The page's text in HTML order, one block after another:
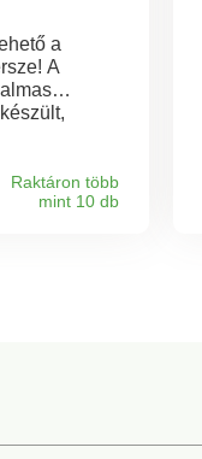
a
A
lesz a
alsó
Raktáron több
mint 10 db